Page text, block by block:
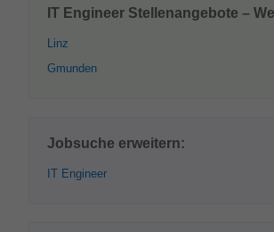
IT Engineer Stellenangebote –
Linz
Gmunden
Jobsuche erweitern:
IT Engineer